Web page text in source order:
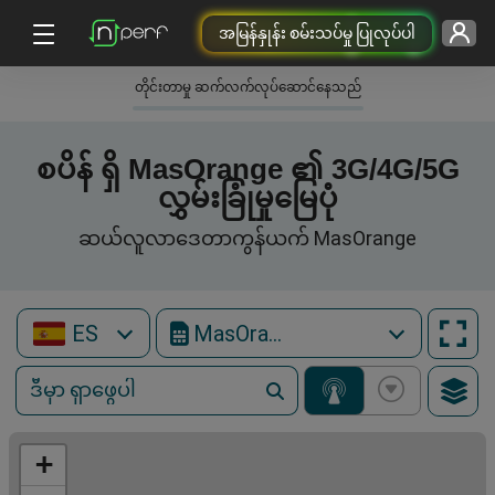
အမြန်နှုန်း စမ်းသပ်မှု ပြုလုပ်ပါ
တိုင်းတာမှု ဆက်လက်လုပ်ဆောင်နေသည်
စပိန် ရှိ MasOrange ၏ 3G/4G/5G
လွှမ်းခြုံမှုမြေပုံ
ဆယ်လူလာဒေတာကွန်ယက် MasOrange
ES MasOrange
+